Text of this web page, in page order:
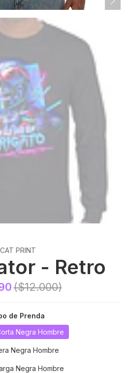
CAT PRINT
- Retro
($12.000)
de Prenda
Negra Hombre
Negra Hombre
Negra Hombre